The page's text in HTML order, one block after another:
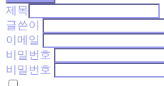
제목
글쓴이
이메일
비밀번호
비밀번호